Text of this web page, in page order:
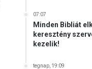
07:07
Minden Bibliát
keresztény
kezelik!
tegnap, 19:09